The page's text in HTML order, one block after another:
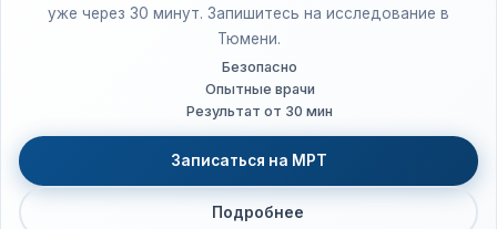
уже через 30 минут. Запишитесь на исследование в
Тюмени.
Безопасно
Опытные врачи
Результат от 30 мин
Записаться на МРТ
Подробнее